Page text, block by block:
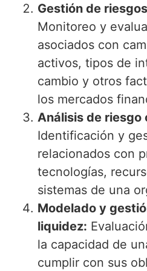
Gestión de
Monitoreo y
asociados con
activos, tipos de
cambio y otros
los mercados
Análisis de riesgo
Identificación y
relacionados con
tecnologías,
sistemas de una
Modelado y
liquidez:
la capacidad de
cumplir con sus